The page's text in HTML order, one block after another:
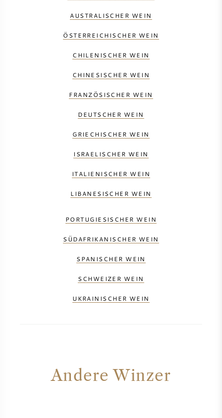
AUSTRALISCHER WEIN
ÖSTERREICHISCHER WEIN
CHILENISCHER WEIN
CHINESISCHER WEIN
FRANZÖSISCHER WEIN
DEUTSCHER WEIN
GRIECHISCHER WEIN
ISRAELISCHER WEIN
ITALIENISCHER WEIN
LIBANESISCHER WEIN
PORTUGIESISCHER WEIN
SÜDAFRIKANISCHER WEIN
SPANISCHER WEIN
SCHWEIZER WEIN
UKRAINISCHER WEIN
Andere Winzer